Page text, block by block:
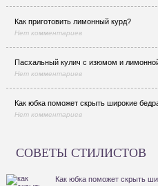
Как приготовить лимонный курд?
Нет комментариев
Пасхальный кулич с изюмом и
Нет комментариев
Как юбка поможет скрыть широкие
Нет комментариев
СОВЕТЫ СТИЛИСТОВ
Как юбка поможет скрыть